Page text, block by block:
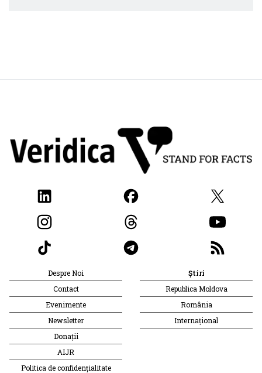
Despre Noi
Contact
Evenimente
Newsletter
Donații
AIJR
Politica de confidențialitate
Știri
Republica Moldova
România
Internațional